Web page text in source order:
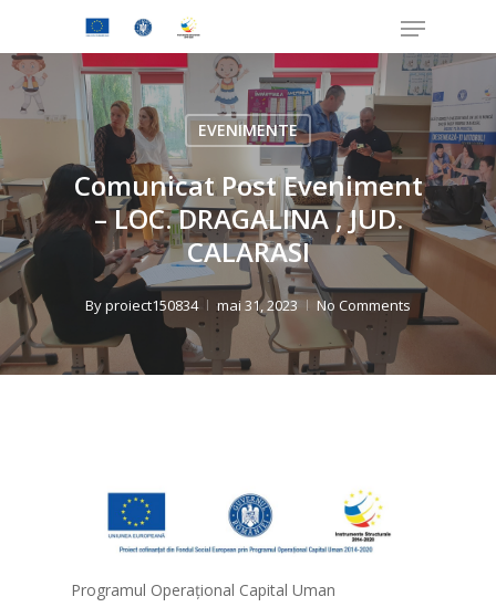
main
content
Menu
EVENIMENTE
Comunicat Post Eveniment
– LOC. DRAGALINA , JUD.
CALARASI
Byproiect150834 mai 31, 2023 No Comments
Programul Operațional Capital Uman
Close
Menu